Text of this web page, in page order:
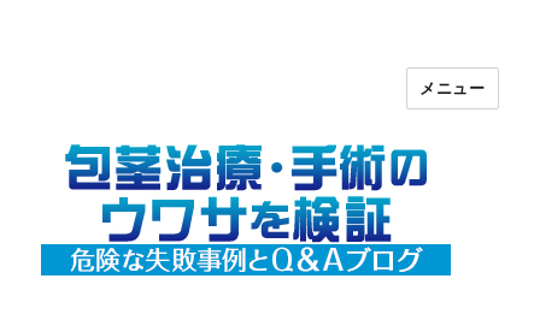
包茎治療・手術のウワサを検証【危険
な失敗事例とＱ＆Ａ】ブログ
メニュー